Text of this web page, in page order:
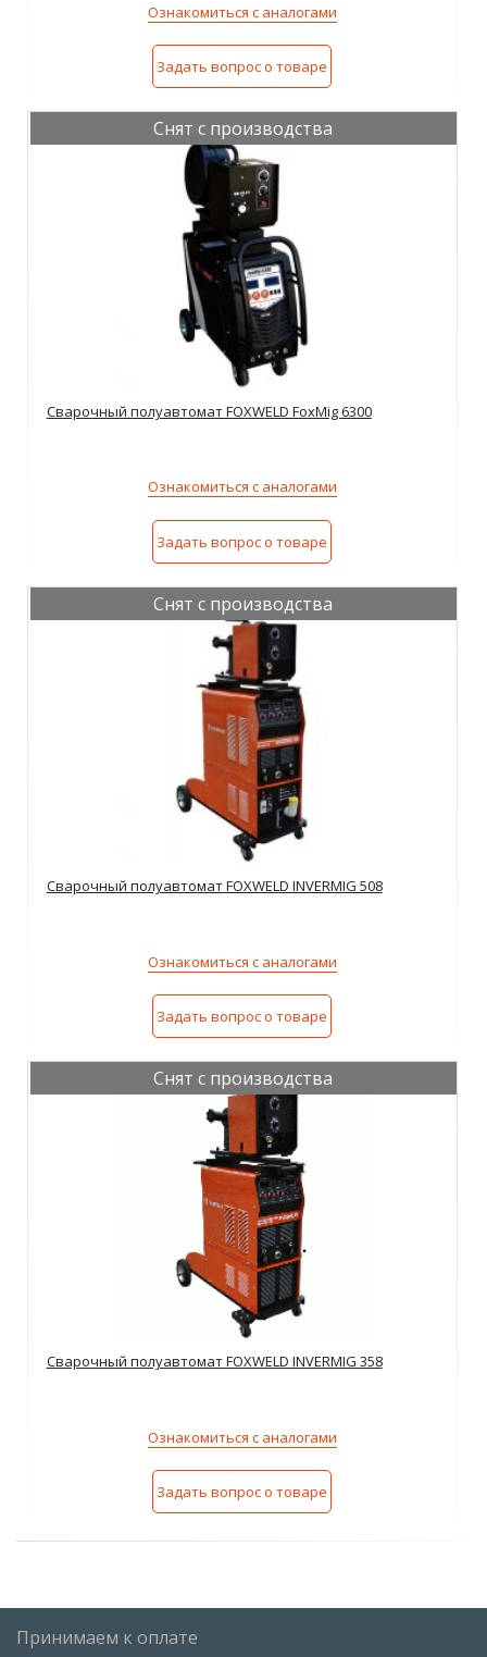
Ознакомиться с аналогами
Задать вопрос о товаре
Снят с производства
Сварочный полуавтомат FOXWELD FoxMig 6300
Ознакомиться с аналогами
Задать вопрос о товаре
Снят с производства
Сварочный полуавтомат FOXWELD INVERMIG 508
Ознакомиться с аналогами
Задать вопрос о товаре
Снят с производства
Сварочный полуавтомат FOXWELD INVERMIG 358
Ознакомиться с аналогами
Задать вопрос о товаре
Принимаем к оплате